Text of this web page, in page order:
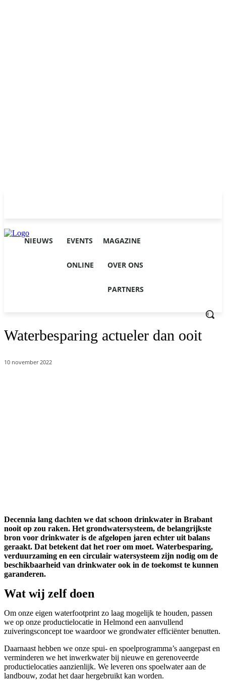
NIEUWS EVENTS MAGAZINE
ONLINE OVER ONS
PARTNERS
Waterbesparing actueler dan ooit
10 november 2022
Decennia lang dachten we dat schoon drinkwater in Brabant
nooit op zou raken. Het grondwatersysteem, de belangrijkste
bron voor drinkwater is de afgelopen jaren echter uit balans
geraakt. Dat betekent dat het roer om moet. Waterbesparing,
verduurzaming en een circulair watersysteem zijn nodig om de
beschikbaarheid van drinkwater ook in de toekomst te kunnen
garanderen.
Wat wij zelf doen
Om onze eigen waterfootprint zo laag mogelijk te houden, passen
we op onze productielocatie in Helmond een aanvullend
zuiveringsconcept toe waardoor we grondwater efficiënter benutten.
Daarnaast hebben we onze spui- en spoelprogramma’s aangepast en
verminderen we het inwerkwater bij nieuwe en gerenoveerde
productielocaties aanzienlijk. We leveren ons spoelwater aan de
landbouw, zodat het daar hergebruikt kan worden.